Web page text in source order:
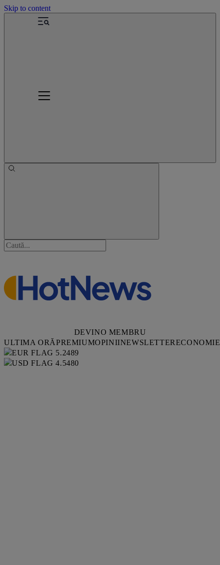
Skip to content
DEVINO MEMBRU
ULTIMA ORĂPREMIUMOPINIINEWSLETTERECONOMIE
5.2489
4.5480